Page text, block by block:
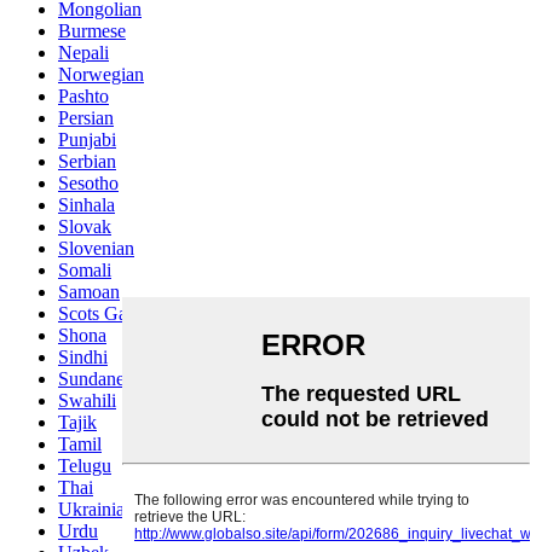
Mongolian
Burmese
Nepali
Norwegian
Pashto
Persian
Punjabi
Serbian
Sesotho
Sinhala
Slovak
Slovenian
Somali
Samoan
Scots Gaelic
Shona
Sindhi
Sundanese
Swahili
Tajik
Tamil
Telugu
Thai
Ukrainian
Urdu